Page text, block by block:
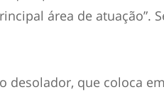
área de atuação”.
desolador, que coloca